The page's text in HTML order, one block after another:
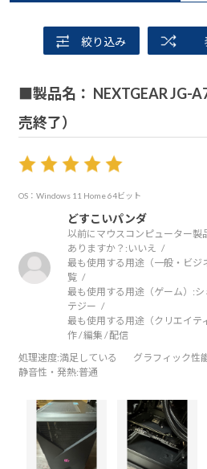
絞り込み
■製品名： NEXTGEAR JG-
売終了）
OS：Windows 11 Home 64ビット
どすこいパンダ
以前にマウスコンピューター製
ありますか？: いいえ
最も使用する用途（一般・ビジ
覧
最も使用する用途（ゲーム）:シ
テジー
最も使用する用途（クリエイテ
作 / 編集 / 配信
処理速度:満足している グラフィック性
静音性・発熱:普通